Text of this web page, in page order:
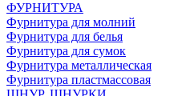
ФУРНИТУРА
Фурнитура для молний
Фурнитура для белья
Фурнитура для сумок
Фурнитура металлическая
Фурнитура пластмассовая